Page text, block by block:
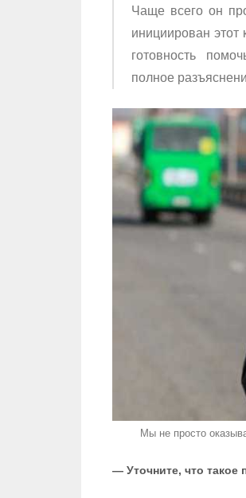
Чаще всего он
инициирован этот
готовность
полное
Мы не просто
— Уточните, что такое